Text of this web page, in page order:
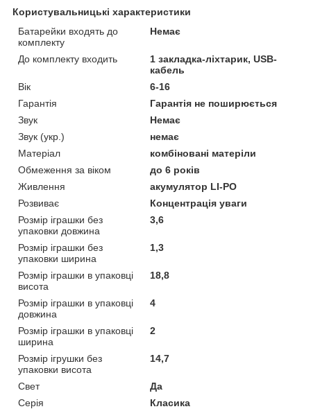
Користувальницькі характеристики
Батарейки входять до
комплекту
Немає
До комплекту входить
1 закладка-ліхтарик, USB-
кабель
Вік
6-16
Гарантія
Гарантія не поширюється
Звук
Немає
Звук (укр.)
немає
Матеріал
комбіновані матеріли
Обмеження за віком
до 6 років
Живлення
акумулятор LI-PO
Розвиває
Концентрація уваги
Розмір іграшки без
упаковки довжина
3,6
Розмір іграшки без
упаковки ширина
1,3
Розмір іграшки в упаковці
висота
18,8
Розмір іграшки в упаковці
довжина
4
Розмір іграшки в упаковці
ширина
2
Розмір ігрушки без
упаковки висота
14,7
Свет
Да
Серія
Класика